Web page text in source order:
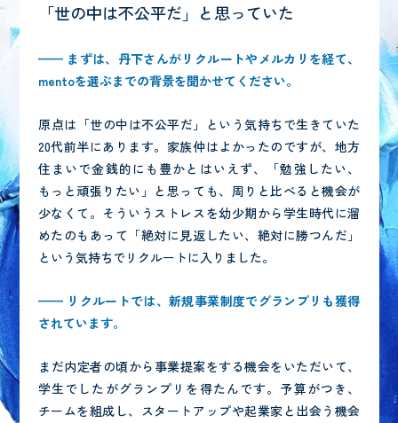
「世の中は不公平だ」と思っていた
—— まずは、丹下さんがリクルートやメルカリを経て、
mentoを選ぶまでの背景を聞かせてください。
‍原点は「世の中は不公平だ」という気持ちで生きていた
20代前半にあります。家族仲はよかったのですが、地方
住まいで金銭的にも豊かとはいえず、「勉強したい、
もっと頑張りたい」と思っても、周りと比べると機会が
少なくて。そういうストレスを幼少期から学生時代に溜
めたのもあって「絶対に見返したい、絶対に勝つんだ」
という気持ちでリクルートに入りました。
—— リクルートでは、新規事業制度でグランプリも獲得
されています。
‍まだ内定者の頃から事業提案をする機会をいただいて、
学生でしたがグランプリを得たんです。予算がつき、
チームを組成し、スタートアップや起業家と出会う機会